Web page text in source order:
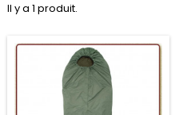
Il y a 1 produit.